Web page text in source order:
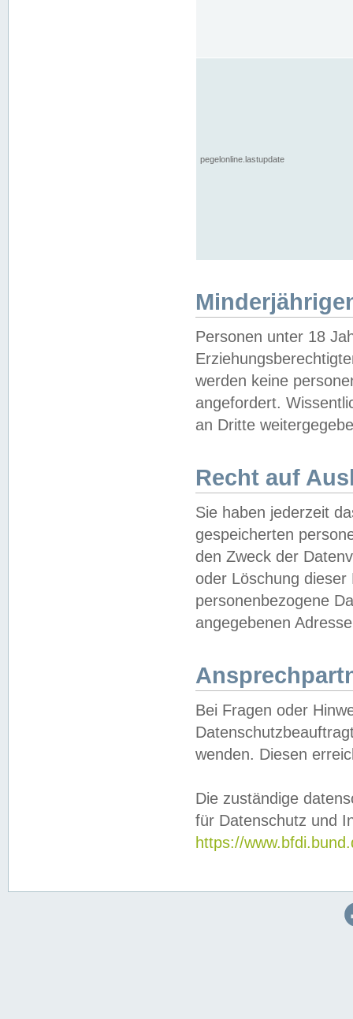
pegelonline.lastupdate
Personen unter 18
werden keine
angefordert.
an Dritte
Recht auf
Sie haben jederzeit
gespeicherten
den Zweck der
oder Löschung
personenbezogene
angegebenen
Bei Fragen oder
wenden. Diesen
Die zuständige
für Datenschutz und
https://